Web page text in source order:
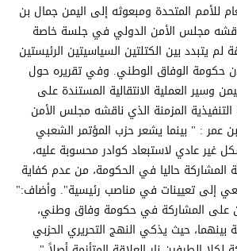
للأمم المتحدة ومبعوثه إلى اليمن جمال بن
مجلس الأمن الدولي في جلسة خاصة
يتبدد بين الكتلتين السياسيتين الرئيستين
حكومة الوفاق الوطني. وفي تقريره حول
وسير العملية الانتقالية المستندة على
التنفيذية المزمنة الذي ناقشه مجلس الأمن
: " بينما يشعر حزب المؤتمر الشعبي
غير عادي لاستبعاد كوادر محسوبة عليه،
المشاركة حاليا في الحكومة، من عدم كفاية
إلى تعيينات في مناصب رئيسية". وأضاف:"
على المشاركة في حكومة وفاق وطني،
بينهما، حيث يذكي النهج التحريري الحزبي